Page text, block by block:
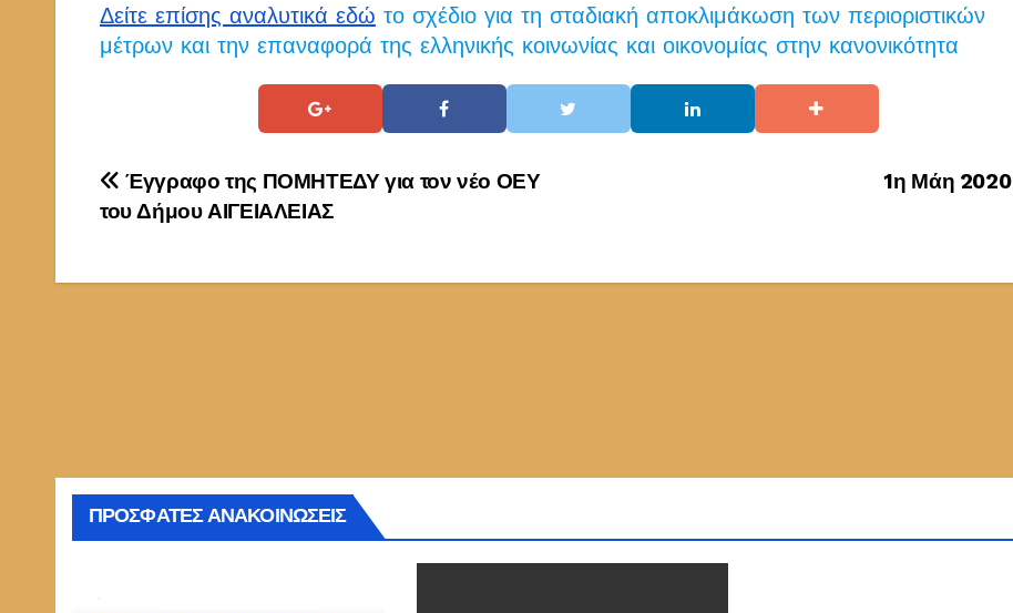
Δείτε επίσης αναλυτικά εδώ το σχέδιο για τη σταδιακή αποκλιμάκωση των περιοριστικών
μέτρων και την επαναφορά της ελληνικής κοινωνίας και οικονομίας στην κανονικότητα
Πλοήγηση
άρθρων
1η Μάη 2020
Έγγραφο της ΠΟΜΗΤΕΔΥ για τον νέο ΟΕΥ
του Δήμου ΑΙΓΕΙΑΛΕΙΑΣ
ΠΡΟΣΦΑΤΕΣ ΑΝΑΚΟΙΝΩΣΕΙΣ